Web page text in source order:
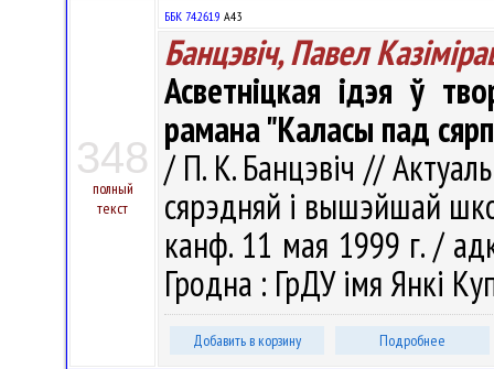
348
полный
текст
ББК 74.261.9 А43
Банцэвіч, Павел
Асветніцкая ідэя ў
рамана "Каласы пад
/ П. К. Банцэвіч //
сярэдняй і вышэйшай
канф. 11 мая 1999 г. /
Гродна : ГрДУ імя Янкі
Добавить в корзину Подробнее